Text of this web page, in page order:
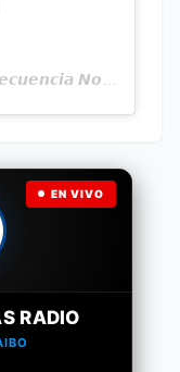
EN VIVO
RADIO